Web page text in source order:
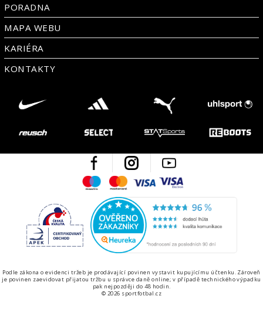
PORADNA
MAPA WEBU
KARIÉRA
KONTAKTY
Facebook Instagram
MaestroMastercard
Visa
Česká kvalita
Podle zákona o evidenci tržeb je prodávající povinen vystavit kupujícímu účtenku. Zároveň
je povinen zaevidovat přijatou tržbu u správce daně online; v případě technického výpadku
pak nejpozději do 48 hodin.
© 2026 sportfotbal.cz